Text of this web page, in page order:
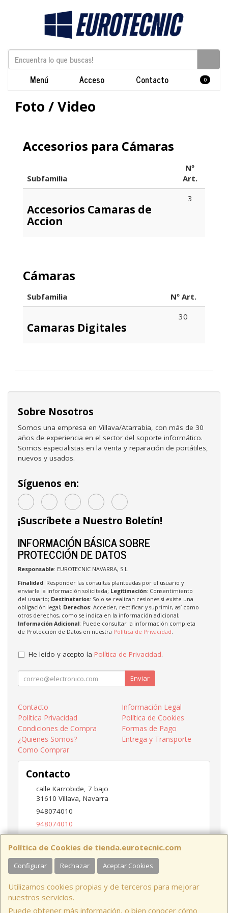
Menú Acceso Contacto 0
Foto / Video
Accesorios para Cámaras
Subfamilia
Nº
Art.
Accesorios Camaras de
Accion
3
Cámaras
Subfamilia Nº Art.
Camaras Digitales
30
Política de Cookies de tienda.eurotecnic.com
Configurar Rechazar Aceptar Cookies
Utilizamos cookies propias y de terceros para mejorar
nuestros servicios.
Puede obtener más información, o bien conocer cómo
Sobre Nosotros
Somos una empresa en Villava/Atarrabia, con más de 30
años de experiencia en el sector del soporte informático.
Somos especialistas en la venta y reparación de portátiles,
nuevos y usados.
Síguenos en:
¡Suscríbete a Nuestro Boletín!
INFORMACIÓN BÁSICA SOBRE
PROTECCIÓN DE DATOS
Responsable: EUROTECNIC NAVARRA, S.L
Finalidad: Responder las consultas planteadas por el usuario y
enviarle la información solicitada; Legitimación: Consentimiento
del usuario; Destinatarios: Solo se realizan cesiones si existe una
obligación legal; Derechos: Acceder, rectificar y suprimir, así como
otros derechos, como se indica en la información adicional;
Información Adicional: Puede consultar la información completa
de Protección de Datos en nuestra Política de Privacidad
He leído y acepto la Política de Privacidad.
Enviar
Contacto
Información Legal
Política Privacidad
Política de Cookies
Condiciones de Compra
Formas de Pago
¿Quienes Somos?
Entrega y Transporte
Como Comprar
Contacto
calle Karrobide, 7 bajo
31610 Villava, Navarra
948074010
948074010
ventas@eurotecnic.com
Horario
9 a 13:30Hs y 16:30 a 19Hs